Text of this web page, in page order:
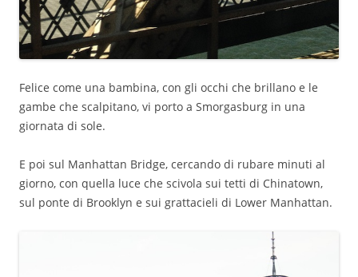
Felice come una bambina, con gli occhi che brillano e le
gambe che scalpitano, vi porto a Smorgasburg in una
giornata di sole.
E poi sul Manhattan Bridge, cercando di rubare minuti al
giorno, con quella luce che scivola sui tetti di Chinatown,
sul ponte di Brooklyn e sui grattacieli di Lower Manhattan.